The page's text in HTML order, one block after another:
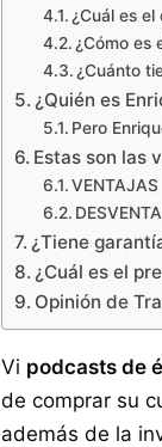
¿Cuál es
¿Cómo es
¿Cuánto
¿Quién es
Pero
Estas son las
VENTAJAS
¿Tiene
¿Cuál es el
Opinión de
Vi podcasts de
de comprar su
además de la